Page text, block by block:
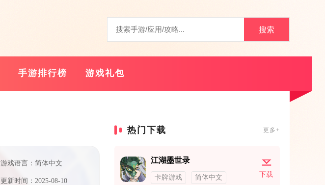
搜索
手游排行榜 游戏礼包
游戏语言：简体中文
更新时间：2025-08-10
热门下载 更多+
江湖墨世录
卡牌游戏 简体中文 下载